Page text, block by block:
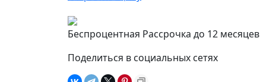
Беспроцентная Рассрочка до 12 месяцев
Поделиться в социальных сетях